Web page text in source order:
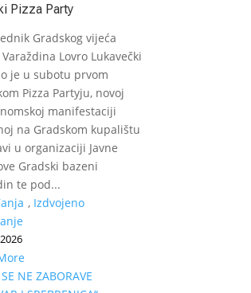
Pizza Party
Gradskog vijeća
Lovro Lukavečki
je u subotu prvom
Pizza Partyju, novoj
manifestaciji
na Gradskom kupalištu
u organizaciji Javne
Gradski bazeni
te pod...
, Izdvojeno